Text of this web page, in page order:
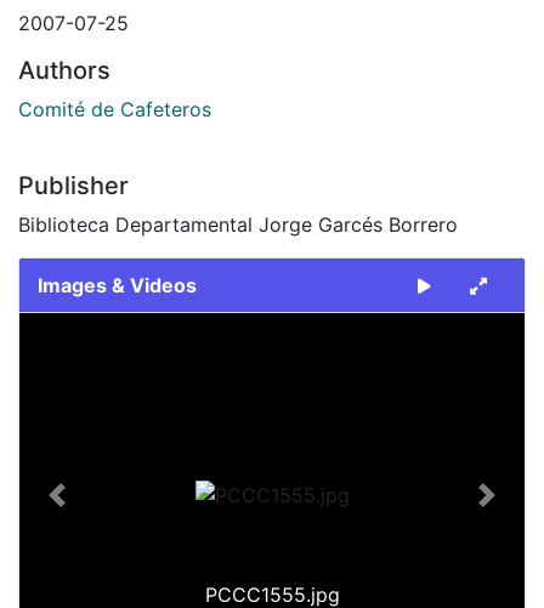
2007-07-25
Authors
Comité de Cafeteros
Publisher
Biblioteca Departamental Jorge Garcés Borrero
Images & Videos
PCCC1555.jpg
Previous Next